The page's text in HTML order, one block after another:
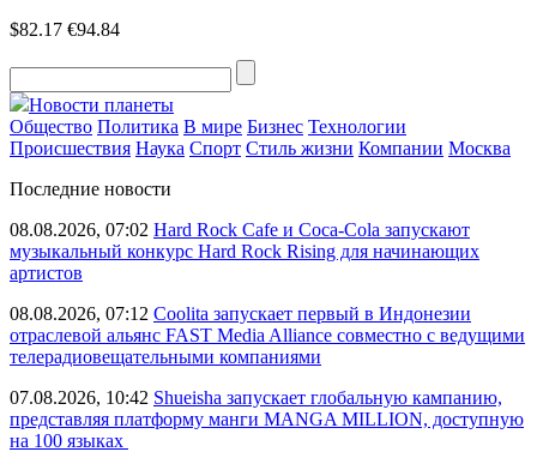
$82.17 €94.84
Новости планеты
Общество Политика В мире Бизнес Технологии
Происшествия Наука Спорт Стиль жизни Компании Москва
Последние новости
08.08.2026, 07:02 Hard Rock Cafe и Coca-Cola запускают
музыкальный конкурс Hard Rock Rising для начинающих
артистов
08.08.2026, 07:12 Coolita запускает первый в Индонезии
отраслевой альянс FAST Media Alliance совместно с ведущими
телерадиовещательными компаниями
07.08.2026, 10:42 Shueisha запускает глобальную кампанию,
представляя платформу манги MANGA MILLION, доступную
на 100 языках